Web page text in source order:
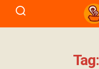
Tag: